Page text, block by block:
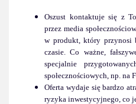
Oszust kontaktuje się z
przez media
w produkt, który przynosi
czasie. Co ważne,
specjalnie
społecznościowych, np. na
Oferta wydaje się bardzo
ryzyka inwestycyjnego, co